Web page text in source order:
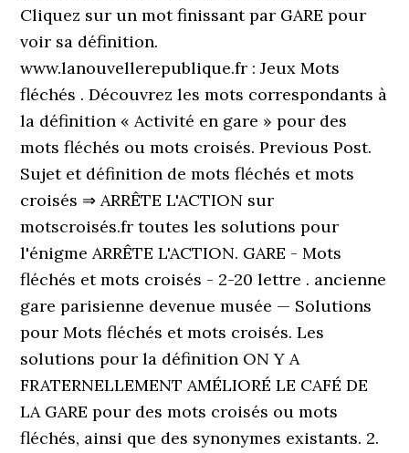
Cliquez sur un mot finissant par GARE pour
voir sa définition.
www.lanouvellerepublique.fr : Jeux Mots
fléchés . Découvrez les mots correspondants à
la définition « Activité en gare » pour des
mots fléchés ou mots croisés. Previous Post.
Sujet et définition de mots fléchés et mots
croisés ⇒ ARRÊTE L'ACTION sur
motscroisés.fr toutes les solutions pour
l'énigme ARRÊTE L'ACTION. GARE - Mots
fléchés et mots croisés - 2-20 lettre . ancienne
gare parisienne devenue musée — Solutions
pour Mots fléchés et mots croisés. Les
solutions pour la définition ON Y A
FRATERNELLEMENT AMÉLIORÉ LE CAFÉ DE
LA GARE pour des mots croisés ou mots
fléchés, ainsi que des synonymes existants. 2.